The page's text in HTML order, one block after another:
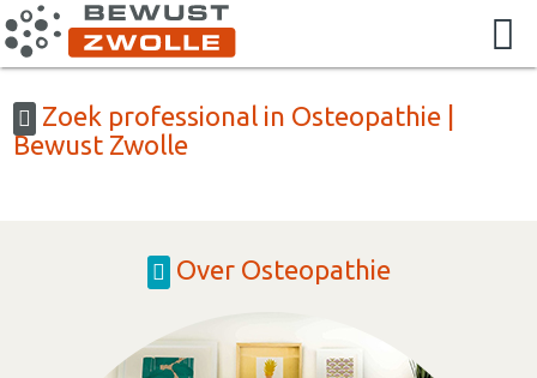
Zoek professional in Osteopathie |
Bewust Zwolle
Over Osteopathie